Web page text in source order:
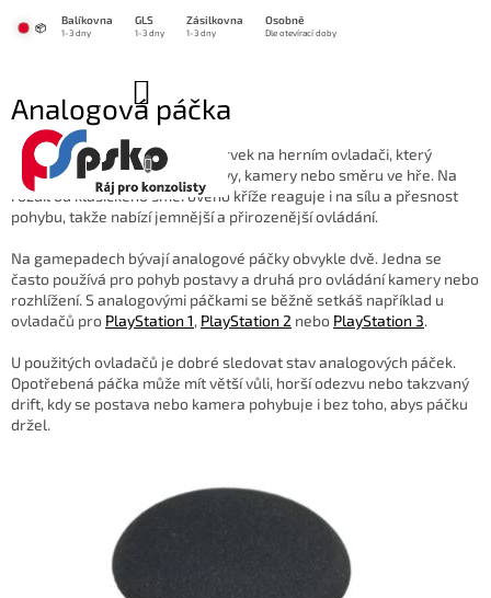
📦
Balíkovna GLS Zásilkovna Osobně
1-3 dny 1-3 dny 1-3 dny Dle otevírací doby
KOŠÍK
Analogová páčka
Analogová páčkaje ovládací prvek na herním ovladači, který
umožňuje plynulý pohyb postavy, kamery nebo směru ve hře. Na
rozdíl od klasického směrového kříže reaguje i na sílu a přesnost
pohybu, takže nabízí jemnější a přirozenější ovládání.
Na gamepadech bývají analogové páčky obvykle dvě. Jedna se
často používá pro pohyb postavy a druhá pro ovládání kamery nebo
rozhlížení. S analogovými páčkami se běžně setkáš například u
ovladačů pro PlayStation 1, PlayStation 2 nebo PlayStation 3.
U použitých ovladačů je dobré sledovat stav analogových páček.
Opotřebená páčka může mít větší vůli, horší odezvu nebo takzvaný
drift, kdy se postava nebo kamera pohybuje i bez toho, abys páčku
držel.